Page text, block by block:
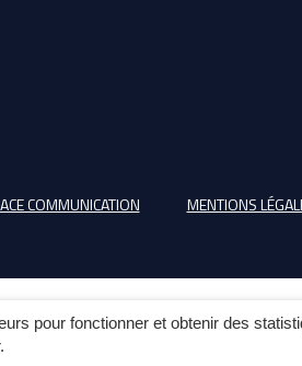
pour fonctionner et obtenir des
COMMUNICATION MENTIONS